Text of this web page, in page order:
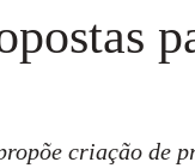
criação de